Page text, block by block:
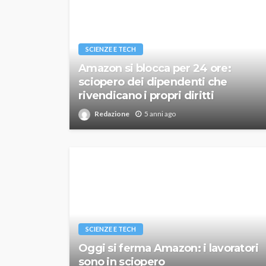
SCIENZE E TECH
Amazon si blocca per 24 ore:
sciopero dei dipendenti che
rivendicano i propri diritti
Redazione 5 anni ago
SCIENZE E TECH
Oggi si ferma Amazon: i lavoratori
sono in sciopero